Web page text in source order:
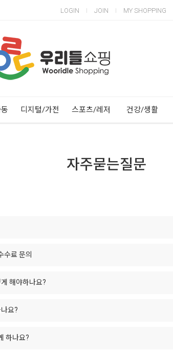
LOGIN JOIN MY SHOPPING
디지털/가전 스포츠/레저 건강/생활
자주묻는질문
수료 문의
해야하나요?
요?
하나요?